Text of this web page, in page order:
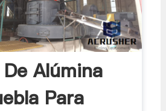
Alúmina
Para